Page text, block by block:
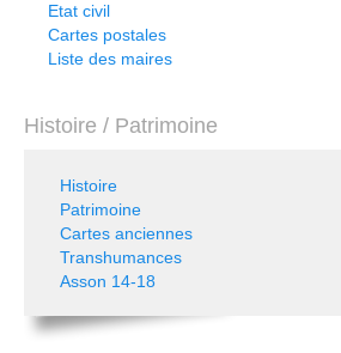
Etat civil
Cartes postales
Liste des maires
Histoire / Patrimoine
Histoire
Patrimoine
Cartes anciennes
Transhumances
Asson 14-18